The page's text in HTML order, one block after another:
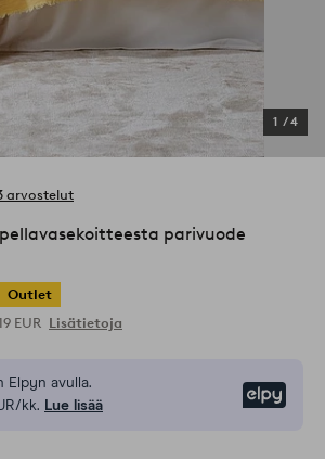
1 /4
arvostelut
parivuode
Outlet
EUR Lisätietoja
Elpyn avulla.
kk. Lue lisää